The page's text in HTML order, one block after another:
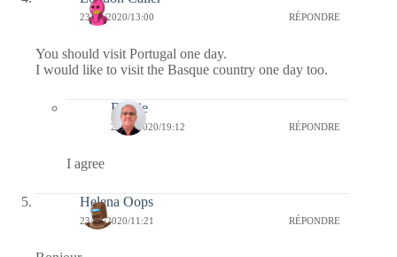
23/07/2020/13:00 RÉPONDRE
You should visit Portugal one day.
I would like to visit the Basque country one day too.
Bernie
23/07/2020/19:12 RÉPONDRE
I agree
Helena Oops
23/07/2020/11:21 RÉPONDRE